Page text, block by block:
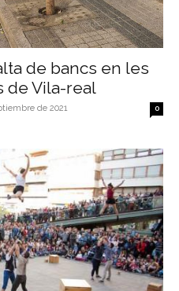
de bancs en les
de Vila-real
de 2021 0